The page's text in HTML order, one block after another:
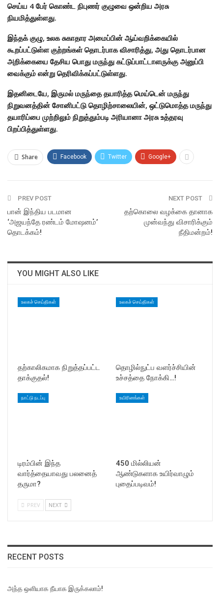
செய்ய 4 பேர் கொண்ட நிபுணர் குழுவை ஒன்றிய அரசு
நியமித்துள்ளது.
இந்தக் குழு, உலக சுகாதார அமைப்பின் ஆய்வறிக்கையில்
கூறப்பட்டுள்ள குற்றங்கள் தொடர்பாக விசாரித்து, அது தொடர்பான
அறிக்கையை தேசிய பொது மருந்து கட்டுப்பாட்டாளருக்கு அனுப்பி
வைக்கும் என்று தெரிவிக்கப்பட்டுள்ளது.
இதனிடையே, இருமல் மருந்தை தயாரித்த மெய்டென் மருந்து
நிறுவனத்தின் சோனிபட்டு தொழிற்சாலையின், ஒட்டுமொத்த மருந்து
தயாரிப்பை முற்றிலும் நிறுத்தும்படி அரியானா அரசு உத்தரவு
பிறப்பித்துள்ளது.
Share Facebook Twitter Google+
PREV POST
பான் இந்திய படமான
‘அஜயந்தே ரண்டம் மோஷனம்’
தொடக்கம்!
NEXT POST
தற்கொலை வழக்கை தானாக
முன்வந்து விசாரிக்கும்
நீதிமன்றம்!
YOU MIGHT ALSO LIKE
உலகச் செய்திகள்
தற்காலிகமாக நிறுத்தப்பட்ட
தாக்குதல்!
உலகச் செய்திகள்
தொழில்நுட்ப வளர்ச்சியின்
உச்சத்தை நோக்கி…!
நாட்டு நடப்பு
டிரம்பின் இந்த
வார்த்தையாவது பலனைத்
தருமா?
உயிரினங்கள்
450 மில்லியன்
ஆண்டுகளாக உயிர்வாழும்
புதைப்படிவம்!
PREV NEXT
RECENT POSTS
அந்த ஒளியாக நீயாக இருக்கலாம்!